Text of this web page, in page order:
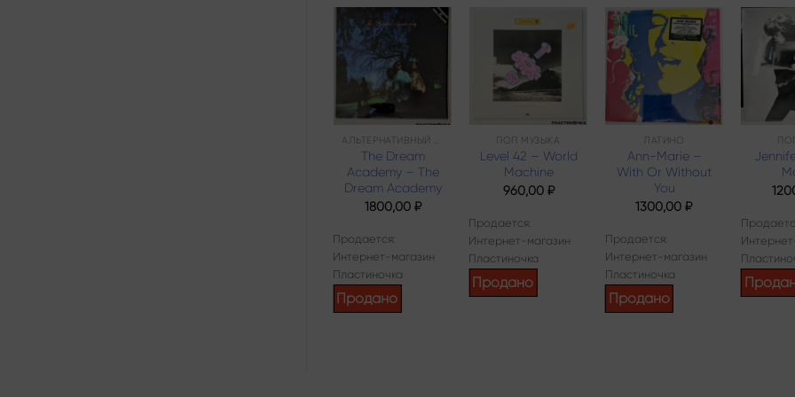
Add to
wishlist
The Dream
Academy – The
Dream Academy
1800,00 ₽
Продается:
Интернет-магазин
Пластиночка
Продано
Add to
wishlist
ПОП МУЗЫКА
Level 42 – World
Machine
960,00 ₽
Продается:
Интернет-магазин
Пластиночка
Продано
Add to
wishlist
ЛАТИНО
Ann-Marie –
With Or Without
You
1300,00₽
Продается:
Интернет-магазин
Пластиночка
Продано